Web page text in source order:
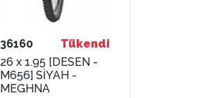
36160
Tükendi
26 x 1.95 [DESEN -
M656] SİYAH -
MEGHNA